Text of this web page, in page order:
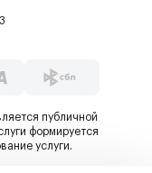
публичной
формируется
услуги.